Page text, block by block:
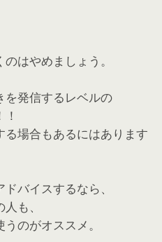
はやめましょう。
を発信するレベルの
る場合もあるにはあります
バイスするなら、
人も、
うのがオススメ。